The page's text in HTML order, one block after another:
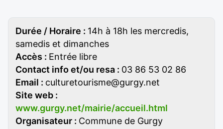
Durée / Horaire : 14h à 18h les mercredis,
samedis et dimanches
Accès : Entrée libre
Contact info et/ou resa : 03 86 53 02 86
Email : culturetourisme@gurgy.net
Site web :
www.gurgy.net/mairie/accueil.html
Organisateur : Commune de Gurgy